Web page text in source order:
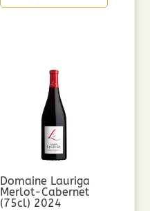
Domaine Lauriga
Merlot-Cabernet
(75cl) 2024